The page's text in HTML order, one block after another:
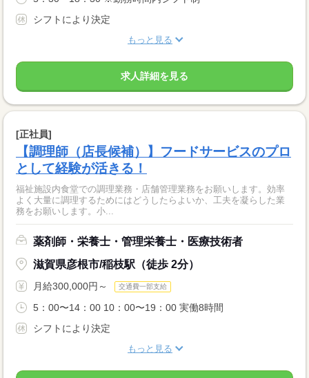
シフトにより決定
もっと見る
求人詳細を見る
[正社員]
【調理師（店長候補）】フードサービスのプロ
として経験が活きる！
福祉施設内食堂での調理業務・店舗管理業務をお願いします。効率
よく大量に調理するためにはどうしたらよいか、工夫を凝らした業
務をお願いします。小...
薬剤師・栄養士・管理栄養士・医療技術者
滋賀県彦根市/稲枝駅（徒歩 2分）
月給300,000円～ 交通費一部支給
5：00〜14：00 10：00〜19：00 実働8時間
シフトにより決定
もっと見る